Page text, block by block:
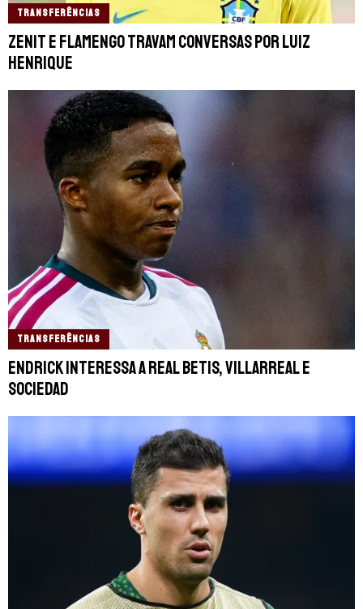
TRANSFERÊNCIAS
Zenit e Flamengo travam conversas por Luiz
Henrique
TRANSFERÊNCIAS
Endrick interessa a Real Betis, Villarreal e
Sociedad